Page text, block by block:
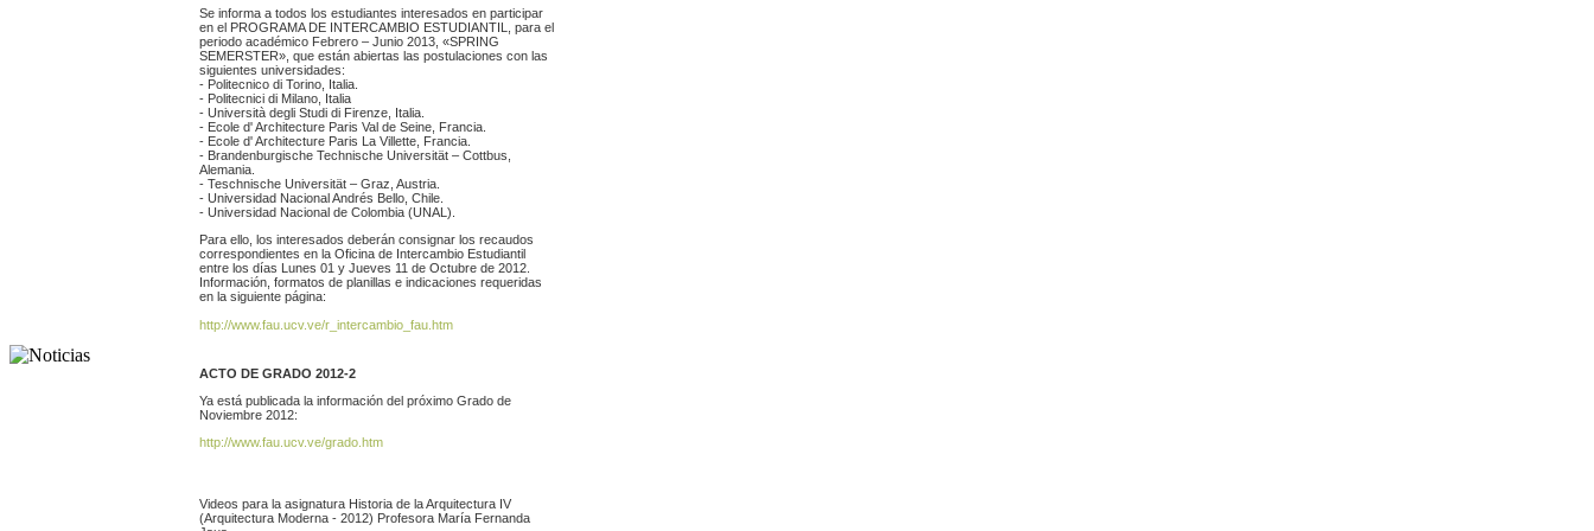
Se informa a todos los estudiantes interesados en participar
en el PROGRAMA DE INTERCAMBIO ESTUDIANTIL, para el
periodo académico Febrero – Junio 2013, «SPRING
SEMERSTER», que están abiertas las postulaciones con las
siguientes universidades:
- Politecnico di Torino, Italia.
- Politecnici di Milano, Italia
- Università degli Studi di Firenze, Italia.
- Ecole d' Architecture Paris Val de Seine, Francia.
- Ecole d' Architecture Paris La Villette, Francia.
- Brandenburgische Technische Universität – Cottbus,
Alemania.
- Teschnische Universität – Graz, Austria.
- Universidad Nacional Andrés Bello, Chile.
- Universidad Nacional de Colombia (UNAL).
Para ello, los interesados deberán consignar los recaudos
correspondientes en la Oficina de Intercambio Estudiantil
entre los días Lunes 01 y Jueves 11 de Octubre de 2012.
Información, formatos de planillas e indicaciones requeridas
en la siguiente página:
http://www.fau.ucv.ve/r_intercambio_fau.htm
ACTO DE GRADO 2012-2
Ya está publicada la información del próximo Grado de
Noviembre 2012:
http://www.fau.ucv.ve/grado.htm
Videos para la asignatura Historia de la Arquitectura IV
(Arquitectura Moderna - 2012) Profesora María Fernanda